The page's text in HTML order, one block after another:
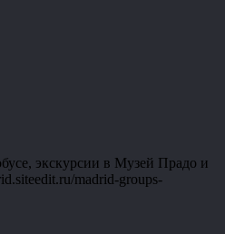
экскурсии в Музей Прадо и
madrid-groups-